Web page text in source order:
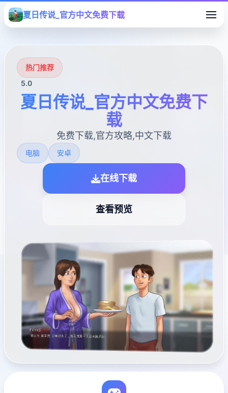
夏日传说_官方中文免费下载
热门推荐
5.0
夏日传说_官方中文免费下
载
免费下载,官方攻略,中文下载
电脑 安卓
在线下载
查看预览